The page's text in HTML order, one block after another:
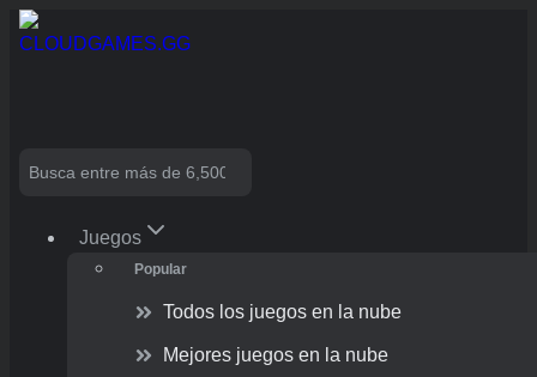
Skip
to
Search
Juegos
Popular
Todos los juegos en la nube
Mejores juegos en la nube